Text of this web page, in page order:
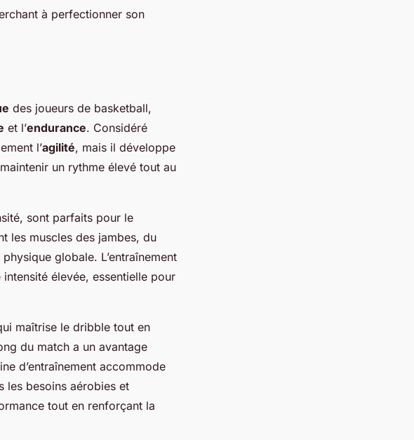
à perfectionner son
des joueurs de basketball,
et l’endurance. Considéré
l’agilité, mais il développe
un rythme élevé tout au
sont parfaits pour le
les muscles des jambes, du
globale. L’entraînement
élevée, essentielle pour
maîtrise le dribble tout en
du match a un avantage
d’entraînement accommode
les besoins aérobies et
tout en renforçant la